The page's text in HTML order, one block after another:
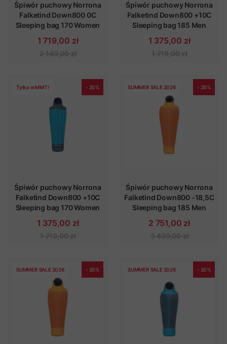
Śpiwór puchowy Norrona
Falketind Down800 0C
Sleeping bag 170 Women
1 719,00 zł
2 149,00 zł
Śpiwór puchowy Norrona
Falketind Down800 +10C
Sleeping bag 185 Men
1 375,00 zł
1 719,00 zł
Tylko w MMT! - 20%
Śpiwór puchowy Norrona
Falketind Down800 +10C
Sleeping bag 170 Women
1 375,00 zł
1 719,00 zł
SUMMER SALE 2026 - 20%
Śpiwór puchowy Norrona
Falketind Down800 -18,5C
Sleeping bag 185 Men
2 751,00 zł
3 439,00 zł
SUMMER SALE 2026 - 20% SUMMER SALE 2026 - 20%